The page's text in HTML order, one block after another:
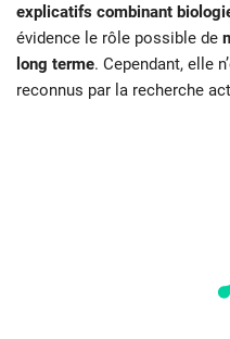
explicatifs combinant
évidence le rôle possible de
long terme. Cependant, elle
reconnus par la recherche